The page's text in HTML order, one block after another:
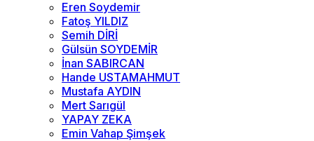
Eren Soydemir
Fatoş YILDIZ
Semih DİRİ
Gülsün SOYDEMİR
İnan SABIRCAN
Hande USTAMAHMUT
Mustafa AYDIN
Mert Sarıgül
YAPAY ZEKA
Emin Vahap Şimşek